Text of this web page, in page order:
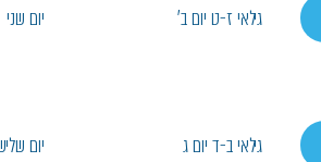
גילאי ז-ט יום ב' יום שני
גילאי ב-ד יום ג יום